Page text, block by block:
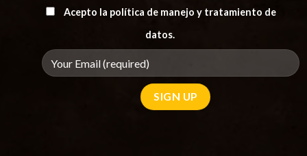
Acepto la política de manejo y tratamiento de
datos.